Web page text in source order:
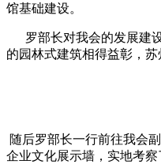
馆基础建设。
罗部长对我会的发展建设
的园林式建筑相得益彰，
随后罗部长一行前往我会
企业文化展示墙，实地考察